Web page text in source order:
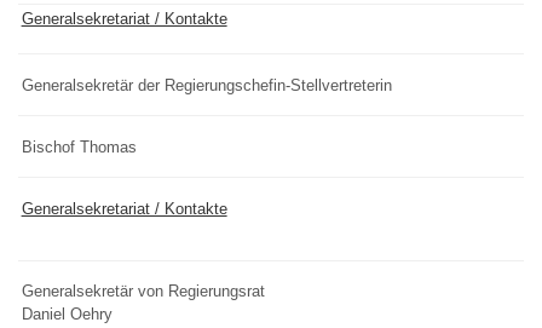
Generalsekretariat / Kontakte
Generalsekretär der Regierungschefin-Stellvertreterin
Bischof Thomas
Generalsekretariat / Kontakte
Generalsekretär von Regierungsrat
Daniel Oehry